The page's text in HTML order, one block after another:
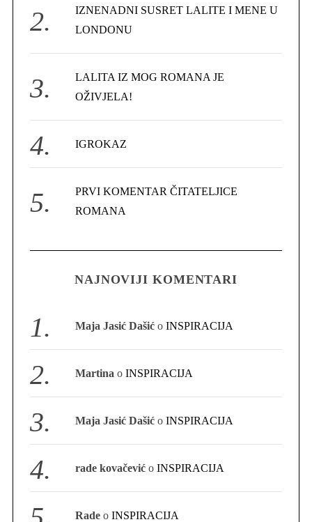
IZNENADNI SUSRET LALITE I MENE U
LONDONU
LALITA IZ MOG ROMANA JE
OŽIVJELA!
IGROKAZ
PRVI KOMENTAR ČITATELJICE
ROMANA
NAJNOVIJI KOMENTARI
Maja Jasić Dašić oINSPIRACIJA
Martina oINSPIRACIJA
Maja Jasić Dašić oINSPIRACIJA
rade kovačević oINSPIRACIJA
Rade oINSPIRACIJA
f
: